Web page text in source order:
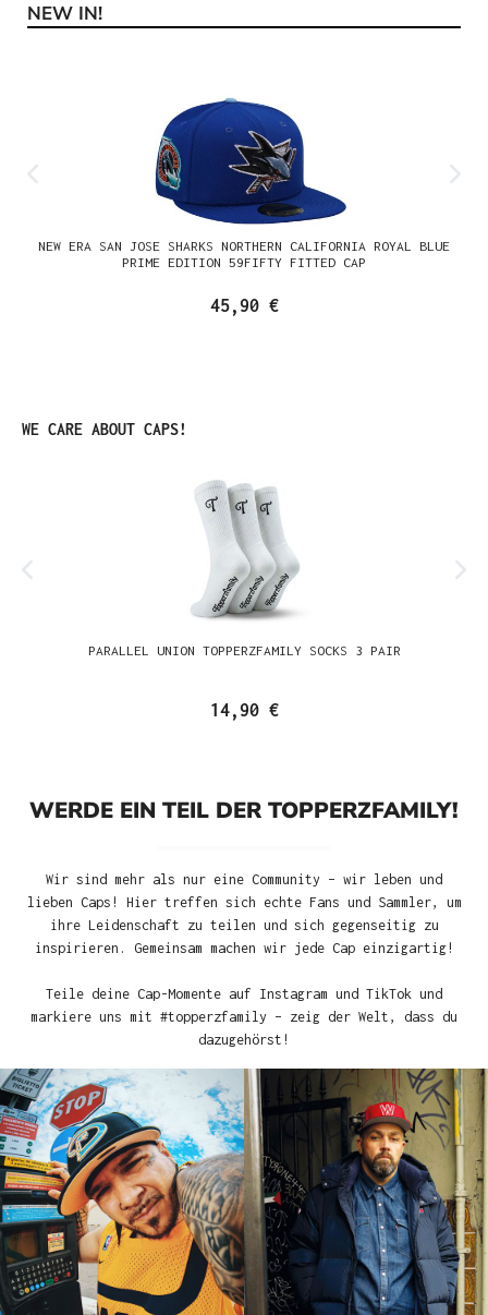
Produktgalerie überspringen
NEW IN!
NEW ERA SAN JOSE SHARKS NORTHERN CALIFORNIA ROYAL BLUE
PRIME EDITION 59FIFTY FITTED CAP
45,90 €
Produktgalerie überspringen
WE CARE ABOUT CAPS!
PARALLEL UNION TOPPERZFAMILY SOCKS 3 PAIR
14,90 €
WERDE EIN TEIL DER TOPPERZFAMILY!
Wir sind mehr als nur eine Community – wir leben und
lieben Caps! Hier treffen sich echte Fans und Sammler, um
ihre Leidenschaft zu teilen und sich gegenseitig zu
inspirieren. Gemeinsam machen wir jede Cap einzigartig!
Teile deine Cap-Momente auf Instagram und TikTok und
markiere uns mit #topperzfamily – zeig der Welt, dass du
dazugehörst!